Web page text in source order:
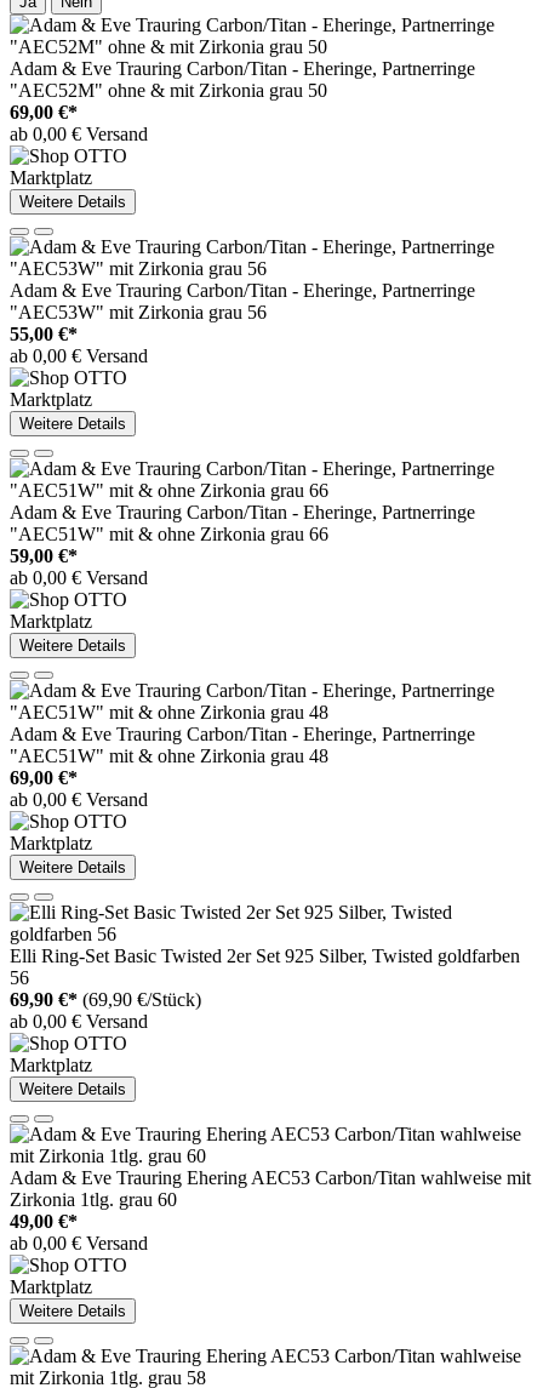
Adam & Eve Trauring Carbon/Titan - Eheringe, Partnerringe
"AEC52M" ohne & mit Zirkonia grau 50
69,00 €*
ab 0,00 € Versand
Marktplatz
Weitere Details
Adam & Eve Trauring Carbon/Titan - Eheringe, Partnerringe
"AEC53W" mit Zirkonia grau 56
55,00 €*
ab 0,00 € Versand
Marktplatz
Weitere Details
Adam & Eve Trauring Carbon/Titan - Eheringe, Partnerringe
"AEC51W" mit & ohne Zirkonia grau 66
59,00 €*
ab 0,00 € Versand
Marktplatz
Weitere Details
Adam & Eve Trauring Carbon/Titan - Eheringe, Partnerringe
"AEC51W" mit & ohne Zirkonia grau 48
69,00 €*
ab 0,00 € Versand
Marktplatz
Weitere Details
Elli Ring-Set Basic Twisted 2er Set 925 Silber, Twisted goldfarben
56
69,90 €* (69,90 €/Stück)
ab 0,00 € Versand
Marktplatz
Weitere Details
Adam & Eve Trauring Ehering AEC53 Carbon/Titan wahlweise mit
Zirkonia 1tlg. grau 60
49,00 €*
ab 0,00 € Versand
Marktplatz
Weitere Details